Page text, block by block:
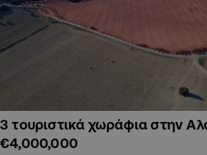
3 τουριστικά χωράφια στην
€4,000,000